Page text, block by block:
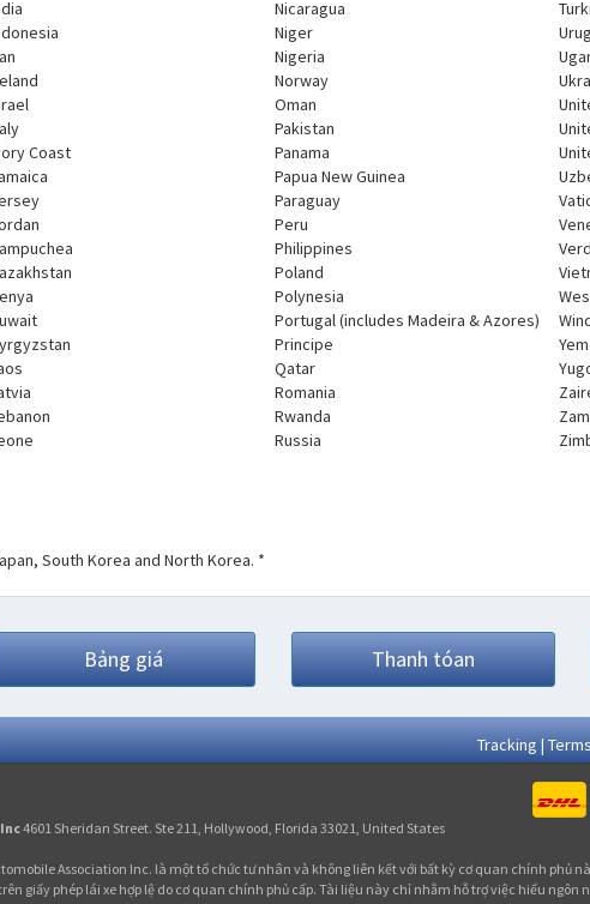
Coast
Nicaragua
Niger
Nigeria
Norway
Oman
Pakistan
Panama
Papua New Guinea
Paraguay
Peru
Philippines
Poland
Polynesia
Portugal (includes Madeira & Azores)
Principe
Qatar
Romania
Rwanda
Russia
South Korea and North Korea. *
Bảng giá Thanh tóan
Tracking|
4601 Sheridan Street. Ste 211, Hollywood, Florida 33021, United States
Association Inc. là một tổ chức tư nhân và không liên kết với bất kỳ cơ quan chính phủ
giấy phép lái xe hợp lệ do cơ quan chính phủ cấp. Tài liệu này chỉ nhằm hỗ trợ việc hiểu ngôn